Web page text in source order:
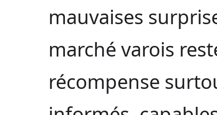
mauvaises
marché varois
récompense